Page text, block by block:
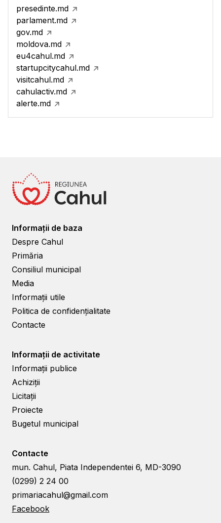
presedinte.md
parlament.md
gov.md
moldova.md
eu4cahul.md
startupcitycahul.md
visitcahul.md
cahulactiv.md
alerte.md
Informații de baza
Despre Cahul
Primăria
Consiliul municipal
Media
Informații utile
Politica de confidențialitate
Contacte
Informații de activitate
Informații publice
Achiziții
Licitații
Proiecte
Bugetul municipal
Contacte
mun. Cahul, Piata Independentei 6, MD-3090
(0299) 2 24 00
primariacahul@gmail.com
Facebook